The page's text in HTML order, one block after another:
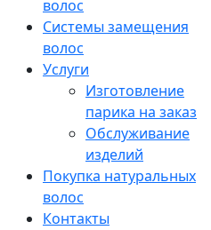
волос
Системы замещения
волос
Услуги
Изготовление
парика на заказ
Обслуживание
изделий
Покупка натуральных
волос
Контакты